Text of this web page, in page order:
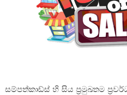
සම්පත්කාඩ්ස් හි සිය ප්‍රමුඛතම